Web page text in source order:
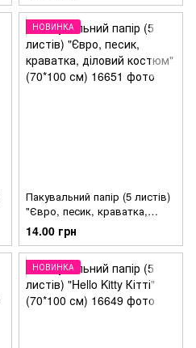
НОВИНКА
Пакувальний папір (5 листів)
"Євро, песик, краватка,
діловий костюм" (70*100 см)
14.00 грн
НОВИНКА